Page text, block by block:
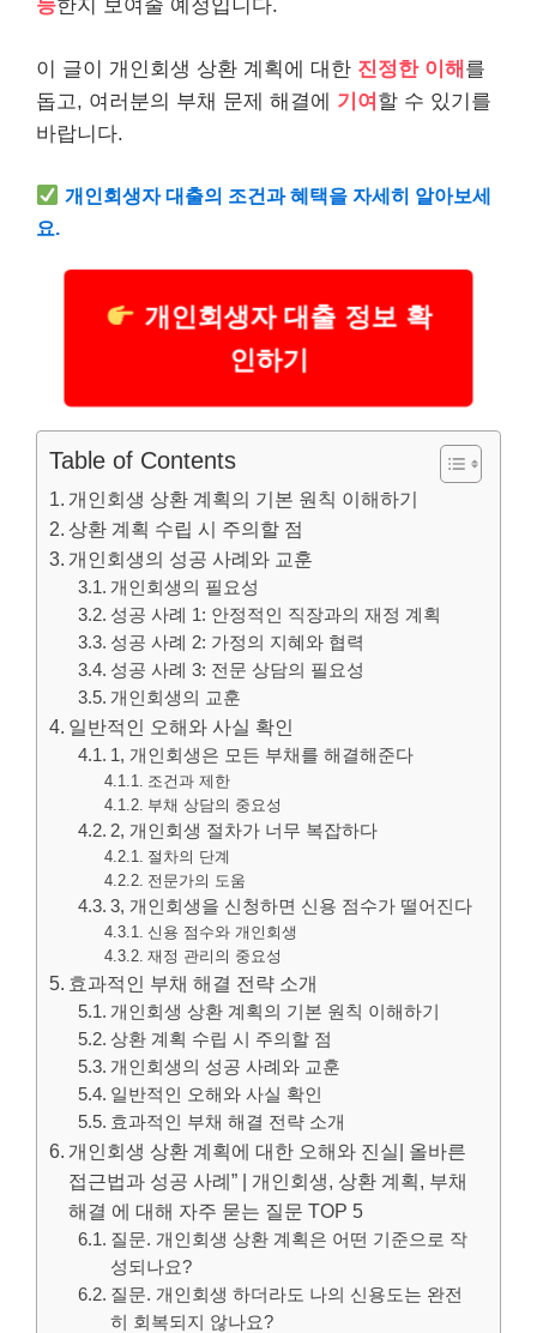
능한지 보여줄 예정입니다.
이 글이 개인회생 상환 계획에 대한 진정한 이해 를
돕고, 여러분의 부채 문제 해결에 기여 할 수 있기를
바랍니다.
개인회생자대출의 조건과 혜택을 자세히 알아보세
요.
개인회생자 대출 정보 확
인하기
Table of Contents
개인회생 상환 계획의 기본 원칙 이해하기
상환 계획 수립 시 주의할 점
개인회생의 성공 사례와 교훈
개인회생의 필요성
성공 사례 1: 안정적인 직장과의 재정 계획
성공 사례 2: 가정의 지혜와 협력
성공 사례 3: 전문 상담의 필요성
개인회생의 교훈
일반적인 오해와 사실 확인
1, 개인회생은 모든 부채를 해결해준다
조건과 제한
부채 상담의 중요성
2, 개인회생 절차가 너무 복잡하다
절차의 단계
전문가의 도움
3, 개인회생을 신청하면 신용 점수가 떨어진다
신용 점수와 개인회생
재정 관리의 중요성
효과적인 부채 해결 전략 소개
개인회생 상환 계획의 기본 원칙 이해하기
상환 계획 수립 시 주의할 점
개인회생의 성공 사례와 교훈
일반적인 오해와 사실 확인
효과적인 부채 해결 전략 소개
개인회생 상환 계획에 대한 오해와 진실| 올바른
접근법과 성공 사례” | 개인회생, 상환 계획, 부채
해결 에 대해 자주 묻는 질문 TOP 5
질문. 개인회생 상환 계획은 어떤 기준으로 작
성되나요?
질문. 개인회생 하더라도 나의 신용도는 완전
히 회복되지 않나요?